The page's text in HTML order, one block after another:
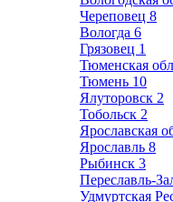
Череповец 8
Вологда 6
Грязовец 1
Тюменская
Тюмень 10
Ялуторовск 2
Тобольск 2
Ярославская
Ярославль 8
Рыбинск 3
Переславль-
Удмуртская